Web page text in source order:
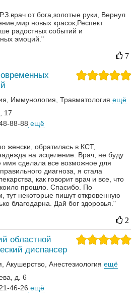
от бога,золотые руки, Вернул
новых красок,Респект
радостных событий и
эмоций."
7
Иммунология Травматология ещё
17
88-88 ещё
женски, обратилась в КСТ,
на исцеление. Врач, не буду
имя сделала все возможное для
диагноза, я стала
как говорит врач и все, что
прошло. Спасибо. По
тут некоторые пишут откровенную
благодарна. Дай бог здоровья."
2
областной
диспансер
Акушерство Анестезиология ещё
д. 6
46-26 ещё